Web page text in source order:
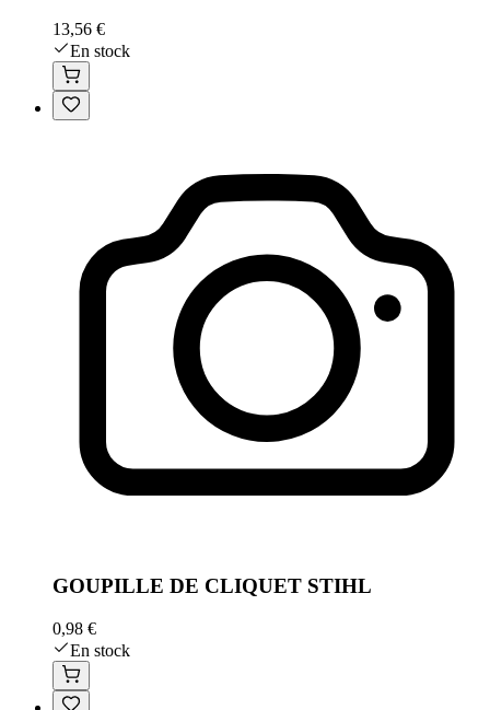
13,56 €
En stock
GOUPILLE DE CLIQUET STIHL
0,98 €
En stock